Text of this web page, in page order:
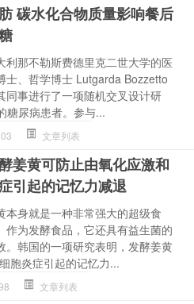
碳水化合物质量影响餐后
利那不勒斯费德里克二世大学的医
士、哲学博士 Lutgarda Bozzetto
同事进行了一项随机交叉设计研
糖尿病患者。参与...
文章列表
姜黄可防止由氧化应激和
引起的记忆力减退
本身就是一种非常强大的超级食
作为发酵食品，它还具有益生菌的
。韩国的一项研究表明，发酵姜黄
胞炎症引起的记忆力...
文章列表